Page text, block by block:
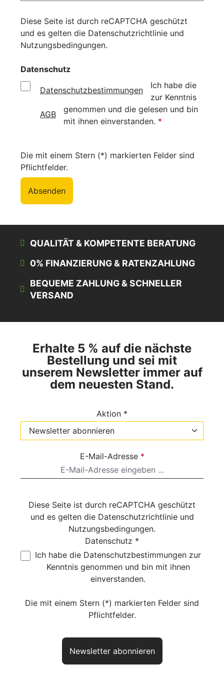
Diese Seite ist durch reCAPTCHA geschützt
und es gelten die Datenschutzrichtlinie und
Nutzungsbedingungen.
Datenschutz
Ich habe die
Datenschutzbestimmungen
zur Kenntnis
genommen und die
AGB
gelesen und bin
mit ihnen einverstanden. *
Die mit einem Stern (*) markierten Felder sind
Pflichtfelder.
Absenden
QUALITÄT & KOMPETENTE BERATUNG
0% FINANZIERUNG & RATENZAHLUNG
BEQUEME ZAHLUNG & SCHNELLER
VERSAND
Erhalte 5 % auf die nächste
Bestellung und sei mit
unserem Newsletter immer auf
dem neuesten Stand.
Aktion *
E-Mail-Adresse *
Diese Seite ist durch reCAPTCHA geschützt
und es gelten die Datenschutzrichtlinieund
Nutzungsbedingungen.
Datenschutz *
Ich habe die Datenschutzbestimmungen zur
Kenntnis genommen und bin mit ihnen
einverstanden.
Die mit einem Stern (*) markierten Felder sind
Pflichtfelder.
Newsletter abonnieren